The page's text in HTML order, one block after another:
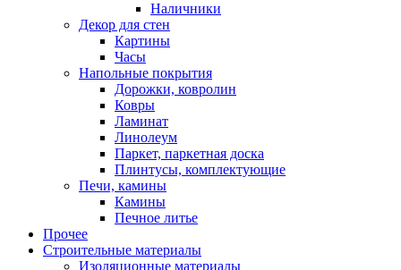
Наличники
Декор для стен
Картины
Часы
Напольные покрытия
Дорожки, ковролин
Ковры
Ламинат
Линолеум
Паркет, паркетная доска
Плинтусы, комплектующие
Печи, камины
Камины
Печное литье
Прочее
Строительные материалы
Изоляционные материалы